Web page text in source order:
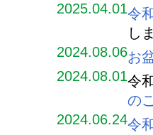
2025.04.01令
し
2024.08.06お
2024.08.01令
の
2024.06.24令